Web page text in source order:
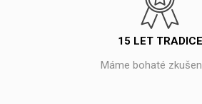
15 LET TRADICE
Máme bohaté